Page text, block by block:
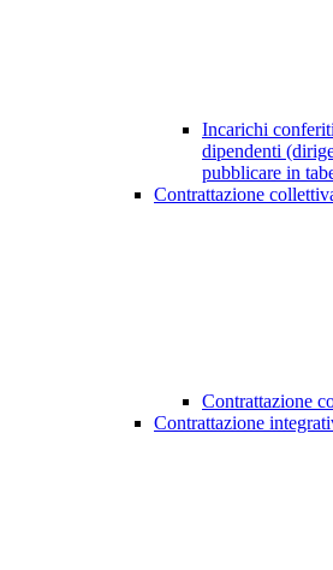
Incarichi
dipendenti
pubblicare in
Contrattazione
Contrattazione
Contrattazione